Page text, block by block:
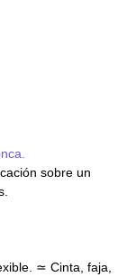
sobre un
≃ Cinta, faja,